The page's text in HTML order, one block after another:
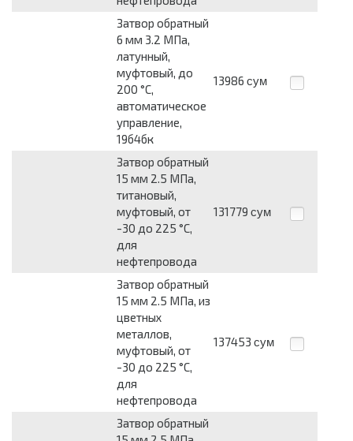
Затвор обратный
6 мм 3.2 МПа,
латунный,
муфтовый, до
200 °С,
автоматическое
управление,
19б4бк
13986 сум
Затвор обратный
15 мм 2.5 МПа,
титановый,
муфтовый, от
-30 до 225 °С,
для
нефтепровода
131779 сум
Затвор обратный
15 мм 2.5 МПа, из
цветных
металлов,
муфтовый, от
-30 до 225 °С,
для
нефтепровода
137453 сум
Затвор обратный